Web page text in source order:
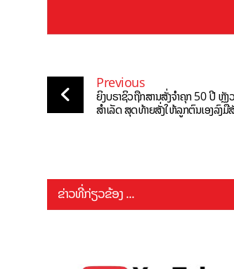
Previous
ຍິງບຣາຊິວຖືກສານສັ່ງຈໍາຄຸກ 50 ປີ ຫຼັງ
ສຳເລັດ ສຸດທ້າຍສັ່ງໃຫ້ລູກຕົນເອງລົງມື
ຂ່າວທີ່ກ່ຽວຂ້ອງ ...